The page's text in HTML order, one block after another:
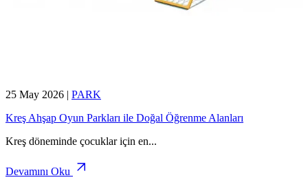
25 May 2026 | PARK
Kreş Ahşap Oyun Parkları ile Doğal Öğrenme Alanları
Kreş döneminde çocuklar için en...
Devamını Oku